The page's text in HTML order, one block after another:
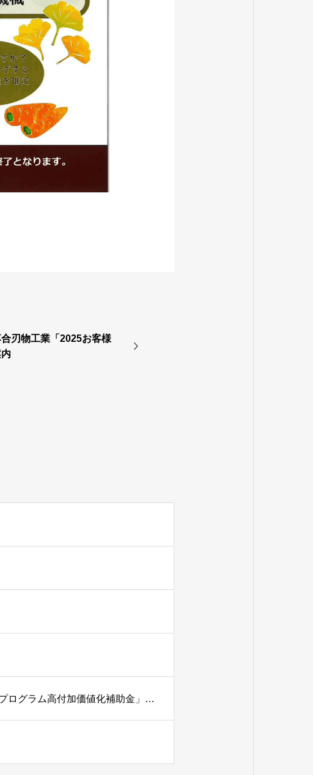
合刃物工業「2025お客様
【静岡市のお茶農家さんへ】「お茶ツーリズム体験プログラム高付加価値化補助金」の募集が始まりました！